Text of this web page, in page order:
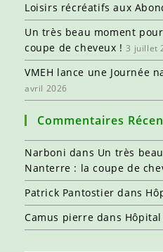
Loisirs récréatifs aux
Un très beau moment
coupe de cheveux ! 3 juillet
VMEH lance une Journée
avril 2026
Commentaires
Narboni dans Un très
Nanterre : la coupe de
Patrick Pantostier dans
Camus pierre dans